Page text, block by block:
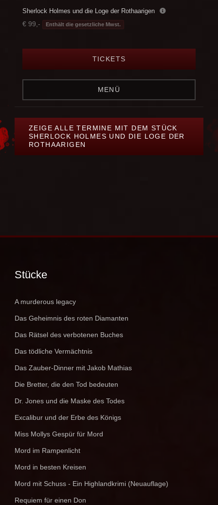
Sherlock Holmes und die Loge der Rothaarigen
€ 99,- Enthält die gesetzliche Mwst.
TICKETS
MENÜ
ZEIGE ALLE TERMINE MIT DEM STÜCK
SHERLOCK HOLMES UND DIE LOGE DER
ROTHAARIGEN
Stücke
A murderous legacy
Das Geheimnis des roten Diamanten
Das Rätsel des verbotenen Buches
Das tödliche Vermächtnis
Das Zauber-Dinner mit Jakob Mathias
Die Bretter, die den Tod bedeuten
Dr. Jones und die Maske des Todes
Excalibur und der Erbe des Königs
Miss Mollys Gespür für Mord
Mord im Rampenlicht
Mord in besten Kreisen
Mord mit Schuss - Ein Highlandkrimi (Neuauflage)
Requiem für einen Don